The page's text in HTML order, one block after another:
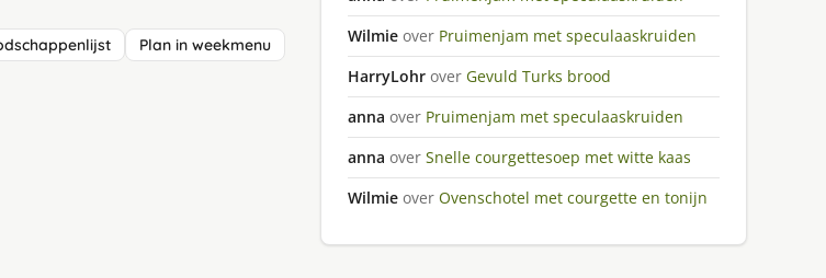
Plan in weekmenu
Wilmie over Pruimenjam met speculaaskruiden
HarryLohr over Gevuld Turks brood
anna over Pruimenjam met speculaaskruiden
anna over Snelle courgettesoep met witte kaas
Wilmie over Ovenschotel met courgette en tonijn